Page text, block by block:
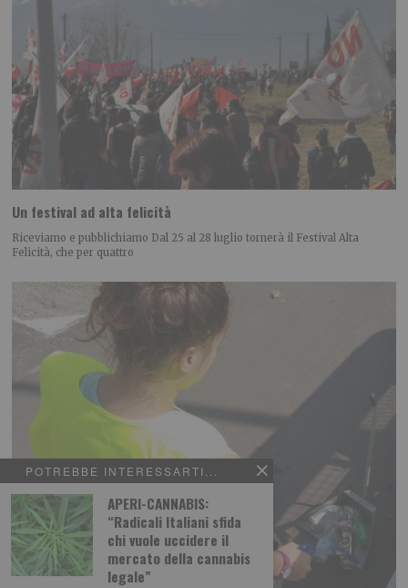
POTREBBE INTERESSARTI...
APERI-CANNABIS:
“Radicali Italiani sfida
chi vuole uccidere il
mercato della cannabis
legale”
Un festival ad alta felicità
Riceviamo e pubblichiamo Dal 25 al 28 luglio tornerà il Festival Alta
Felicità, che per quattro